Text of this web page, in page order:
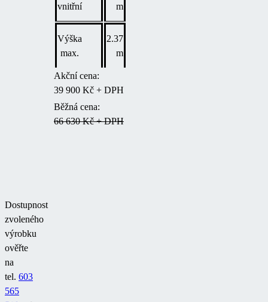
vnitřní
m
Výška
max.
2.37
m
Akční cena:
39 900 Kč + DPH
Běžná cena:
66 630 Kč + DPH
Dostupnost
zvoleného
výrobku
ověřte
na
tel. 603
565